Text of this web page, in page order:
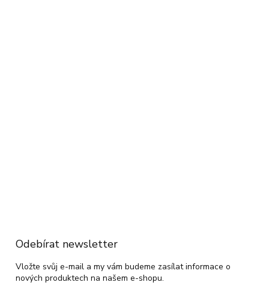
Odebírat newsletter
Vložte svůj e-mail a my vám budeme zasílat informace o
nových produktech na našem e-shopu.